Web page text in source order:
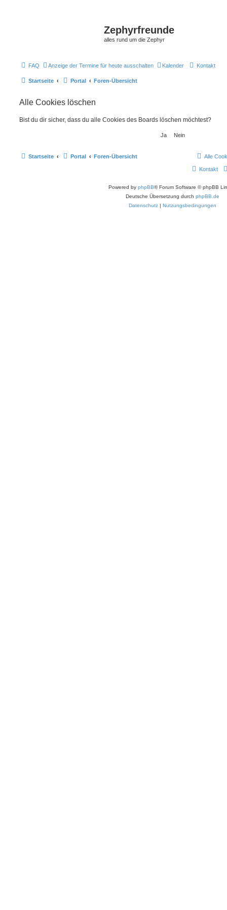
Zephyrfreunde
alles rund um die Zephyr
FAQ Anzeige der Termine für heute ausschalten Kalender Kontakt
Startseite Portal Foren-Übersicht
Alle Cookies löschen
Bist du dir sicher, dass du alle Cookies des Boards löschen möchtest?
Startseite Portal Foren-Übersicht Alle
Kontakt
Powered by phpBB® Forum Software © phpBB
Deutsche Übersetzung durch phpBB.de
Datenschutz | Nutzungsbedingungen